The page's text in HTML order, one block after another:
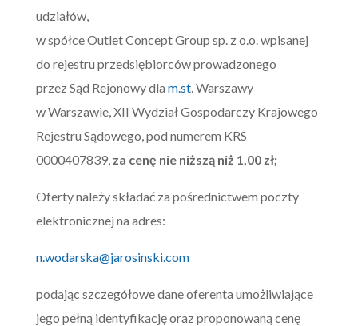
udziałów,
w spółce Outlet Concept Group sp. z o.o. wpisanej
do rejestru przedsiębiorców prowadzonego
przez Sąd Rejonowy dla m.st. Warszawy
w Warszawie, XII Wydział Gospodarczy Krajowego
Rejestru Sądowego, pod numerem KRS
0000407839, za cenę nie niższą niż 1,00 zł;
Oferty należy składać za pośrednictwem poczty
elektronicznej na adres:
n.wodarska@jarosinski.com
podając szczegółowe dane oferenta umożliwiające
jego pełną identyfikację oraz proponowaną cenę